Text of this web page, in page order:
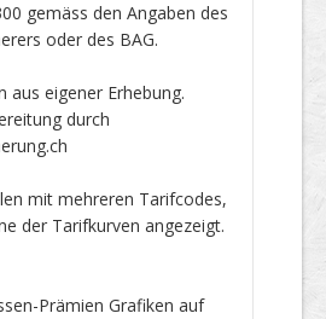
gemäss den Angaben des
oder des BAG.
aus eigener Erhebung.
durch
mit mehreren Tarifcodes,
der Tarifkurven angezeigt.
Prämien Grafiken auf